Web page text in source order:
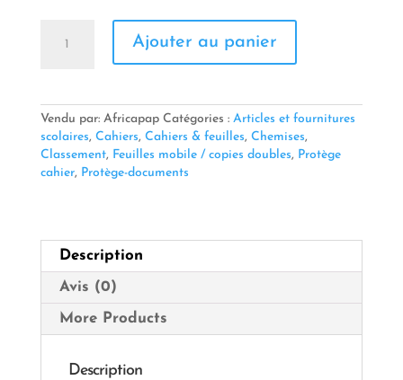
dessin
-
papeterie
oranaise
Ajouter au panier
Vendu par: Africapap Catégories : Articles et fournitures
scolaires, Cahiers, Cahiers & feuilles, Chemises,
Classement, Feuilles mobile / copies doubles, Protège
cahier, Protège-documents
Description
Avis (0)
More Products
Description